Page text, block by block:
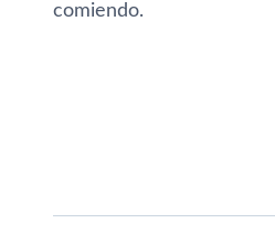
comiendo.